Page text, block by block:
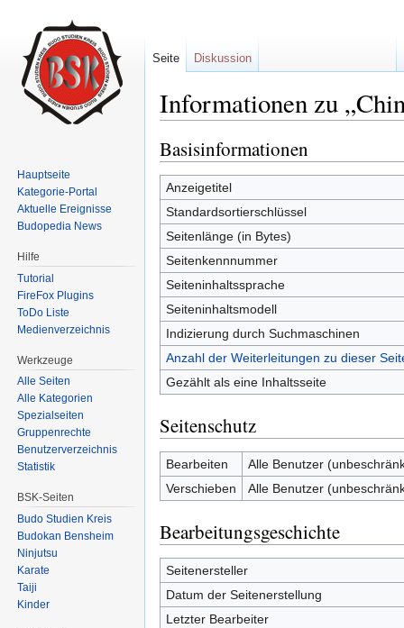
Informationen zu
Basisinformationen
Anzeigetitel
Standardsortierschlüssel
Seitenlänge (in Bytes)
Seitenkennnummer
Seiteninhaltssprache
Seiteninhaltsmodell
Indizierung durch Suchmaschinen
Anzahl der Weiterleitungen zu dieser
Gezählt als eine Inhaltsseite
Seitenschutz
Bearbeiten
Alle Benutzer
Verschieben
Alle Benutzer
Bearbeitungsgeschichte
Seitenersteller
Datum der Seitenerstellung
Letzter Bearbeiter
Seite Diskussion
Hauptseite
Kategorie-Portal
Aktuelle Ereignisse
Budopedia News
Hilfe
Tutorial
FireFox Plugins
ToDo Liste
Medienverzeichnis
Werkzeuge
Alle Seiten
Alle Kategorien
Spezialseiten
Gruppenrechte
Benutzerverzeichnis
Statistik
BSK-Seiten
Budo Studien Kreis
Budokan Bensheim
Ninjutsu
Karate
Taiji
Kinder